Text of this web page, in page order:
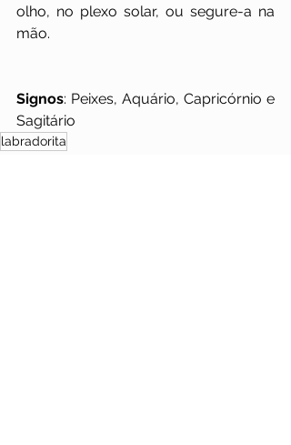
olho, no plexo solar, ou segure-a na
mão.
Signos: Peixes, Aquário, Capricórnio e
Sagitário
labradorita